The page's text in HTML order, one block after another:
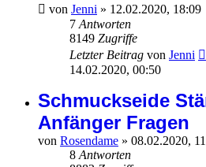
von Jenni » 12.02.2020, 18:09
7 Antworten
8149 Zugriffe
Letzter Beitrag von Jenni
14.02.2020, 00:50
Schmuckseide
Anfänger Fragen
von Rosendame » 08.02.2020,
8 Antworten